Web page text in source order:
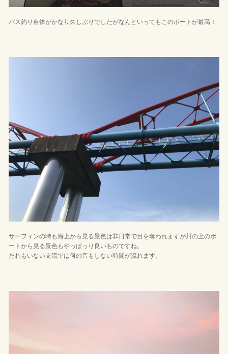
バス釣り自体がかなり久しぶりでしたがなんといってもこのボートが最高！
サーフィンの時も海上から見る景色は非日常で目を奪われますが川の上のボ
ートから見る景色もやっぱっり良いものですね。
だれもいない支流では何の音もしない時間が流れます。